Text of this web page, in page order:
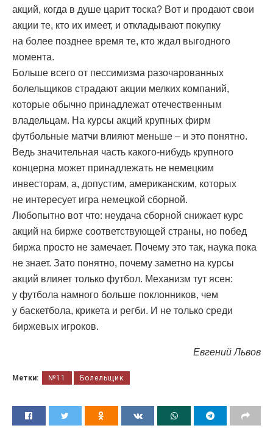
акций, когда в душе царит тоска? Вот и продают свои
акции те, кто их имеет, и откладывают покупку
на более позднее время те, кто ждал выгодного
момента.
Больше всего от пессимизма разочарованных
болельщиков страдают акции мелких компаний,
которые обычно принадлежат отечественным
владельцам. На курсы акций крупных фирм
футбольные матчи влияют меньше – и это понятно.
Ведь значительная часть какого-нибудь крупного
концерна может принадлежать не немецким
инвесторам, а, допустим, американским, которых
не интересует игра немецкой сборной.
Любопытно вот что: неудача сборной снижает курс
акций на бирже соответствующей страны, но побед
биржа просто не замечает. Почему это так, наука пока
не знает. Зато понятно, почему заметно на курсы
акций влияет только футбол. Механизм тут ясен:
у футбола намного больше поклонников, чем
у баскетбола, крикета и регби. И не только среди
биржевых игроков.
Евгений Львов
Метки: №11 Болельщик